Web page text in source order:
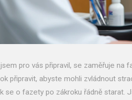
pro vás připravil, se zaměřuje na
připravit, abyste mohli zvládnout
se o fazety po zákroku řádně